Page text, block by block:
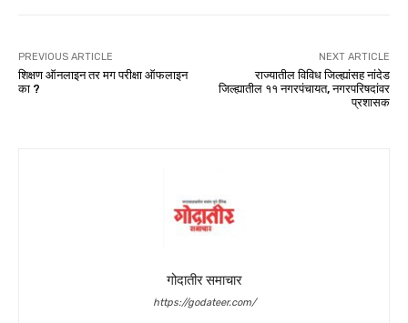
PREVIOUS ARTICLE
शिक्षण ऑनलाइन तर मग परीक्षा ऑफलाइन
का ?
NEXT ARTICLE
राज्यातील विविध जिल्ह्यांसह नांदेड
जिल्ह्यातील ११ नगरपंचायत, नगरपरिषदांवर
प्रशासक
गोदातीर समाचार
https://godateer.com/